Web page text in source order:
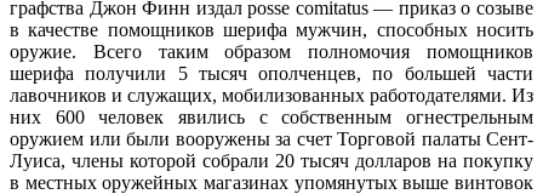
графства Джон Финн издал posse comitatus — приказ о созыве
в качестве помощников шерифа мужчин, способных носить
оружие. Всего таким образом полномочия помощников
шерифа получили 5 тысяч ополченцев, по большей части
лавочников и служащих, мобилизованных работодателями. Из
них 600 человек явились с собственным огнестрельным
оружием или были вооружены за счет Торговой палаты Сент-
Луиса, члены которой собрали 20 тысяч долларов на покупку
в местных оружейных магазинах упомянутых выше винтовок